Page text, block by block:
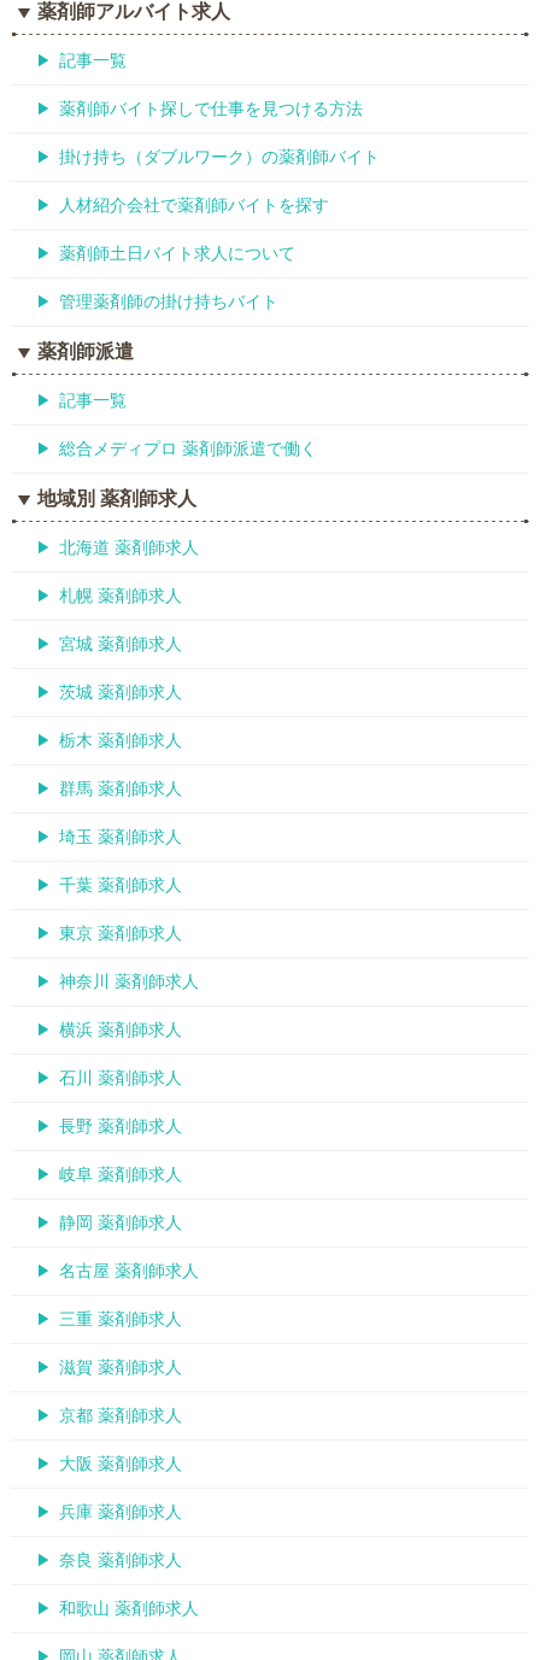
薬剤師アルバイト求人
記事一覧
薬剤師バイト探しで仕事を見つける方法
掛け持ち（ダブルワーク）の薬剤師バイト
人材紹介会社で薬剤師バイトを探す
薬剤師土日バイト求人について
管理薬剤師の掛け持ちバイト
薬剤師派遣
記事一覧
総合メディプロ 薬剤師派遣で働く
地域別 薬剤師求人
北海道 薬剤師求人
札幌 薬剤師求人
宮城 薬剤師求人
茨城 薬剤師求人
栃木 薬剤師求人
群馬 薬剤師求人
埼玉 薬剤師求人
千葉 薬剤師求人
東京 薬剤師求人
神奈川 薬剤師求人
横浜 薬剤師求人
石川 薬剤師求人
長野 薬剤師求人
岐阜 薬剤師求人
静岡 薬剤師求人
名古屋 薬剤師求人
三重 薬剤師求人
滋賀 薬剤師求人
京都 薬剤師求人
大阪 薬剤師求人
兵庫 薬剤師求人
奈良 薬剤師求人
和歌山 薬剤師求人